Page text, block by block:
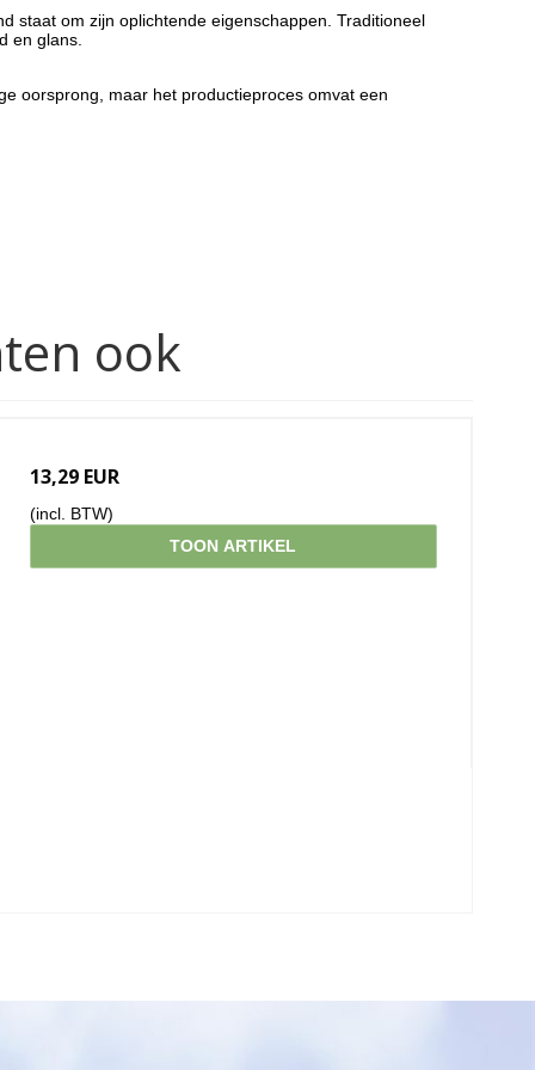
staat om zijn oplichtende eigenschappen. Traditioneel
en glans.
oorsprong, maar het productieproces omvat een
ook
13,29 EUR
(incl. BTW)
TOON ARTIKEL